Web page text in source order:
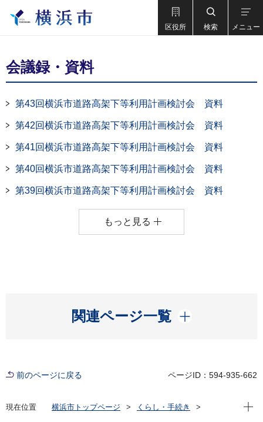
区役所 検索 メニュー
会議録・資料
第43回横浜市道路高架下等利用計画検討会 資料
第42回横浜市道路高架下等利用計画検討会 資料
第41回横浜市道路高架下等利用計画検討会 資料
第40回横浜市道路高架下等利用計画検討会 資料
第39回横浜市道路高架下等利用計画検討会 資料
もっと見る
関連ページ一覧
開く
前のページに戻る ページID：594-935-662
現在位置 横浜市トップページ
くらし・手続き
現在